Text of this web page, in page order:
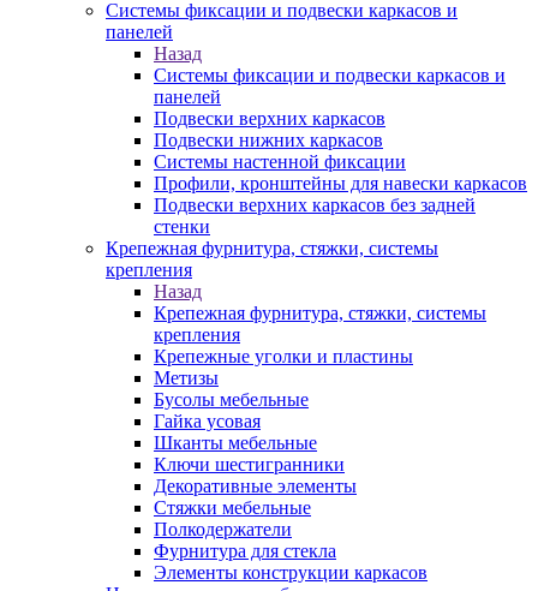
Системы фиксации и подвески каркасов и
панелей
Назад
Системы фиксации и подвески каркасов и
панелей
Подвески верхних каркасов
Подвески нижних каркасов
Системы настенной фиксации
Профили, кронштейны для навески каркасов
Подвески верхних каркасов без задней
стенки
Крепежная фурнитура, стяжки, системы
крепления
Назад
Крепежная фурнитура, стяжки, системы
крепления
Крепежные уголки и пластины
Метизы
Бусолы мебельные
Гайка усовая
Шканты мебельные
Ключи шестигранники
Декоративные элементы
Стяжки мебельные
Полкодержатели
Фурнитура для стекла
Элементы конструкции каркасов